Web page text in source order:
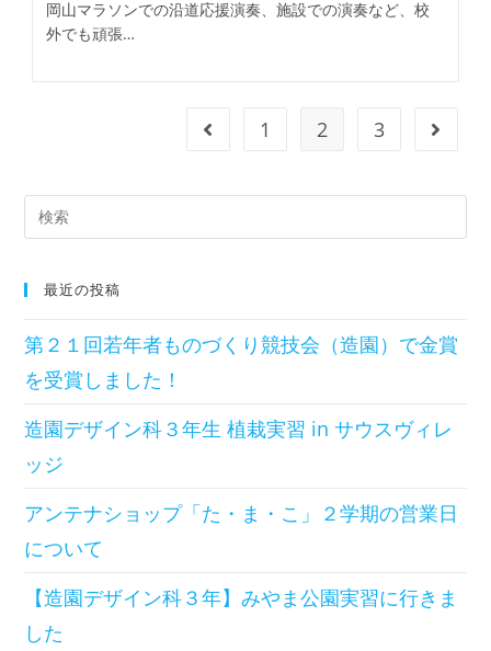
岡山マラソンでの沿道応援演奏、施設での演奏など、校
外でも頑張…
1 2 3
最近の投稿
第２１回若年者ものづくり競技会（造園）で金賞
を受賞しました！
造園デザイン科３年生 植栽実習 in サウスヴィレ
ッジ
アンテナショップ「た・ま・こ」２学期の営業日
について
【造園デザイン科３年】みやま公園実習に行きま
した